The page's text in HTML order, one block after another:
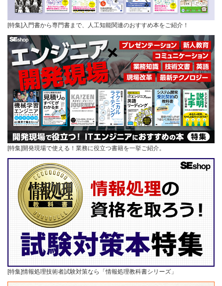
[特集]入門書から専門書まで、人工知能関連のおすすめ本をご紹介！
[特集]開発現場で使える！業務に役立つ書籍を一挙ご紹介。
[特集]情報処理技術者試験対策なら「情報処理教科書シリーズ」